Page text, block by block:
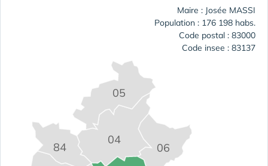
Maire : Josée MASSI
Population : 176 198 habs.
Code postal : 83000
Code insee : 83137
04
05
06
84